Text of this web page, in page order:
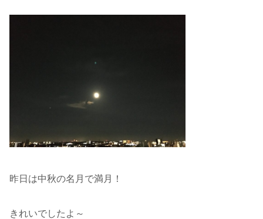
昨日は中秋の名月で満月！
きれいでしたよ～